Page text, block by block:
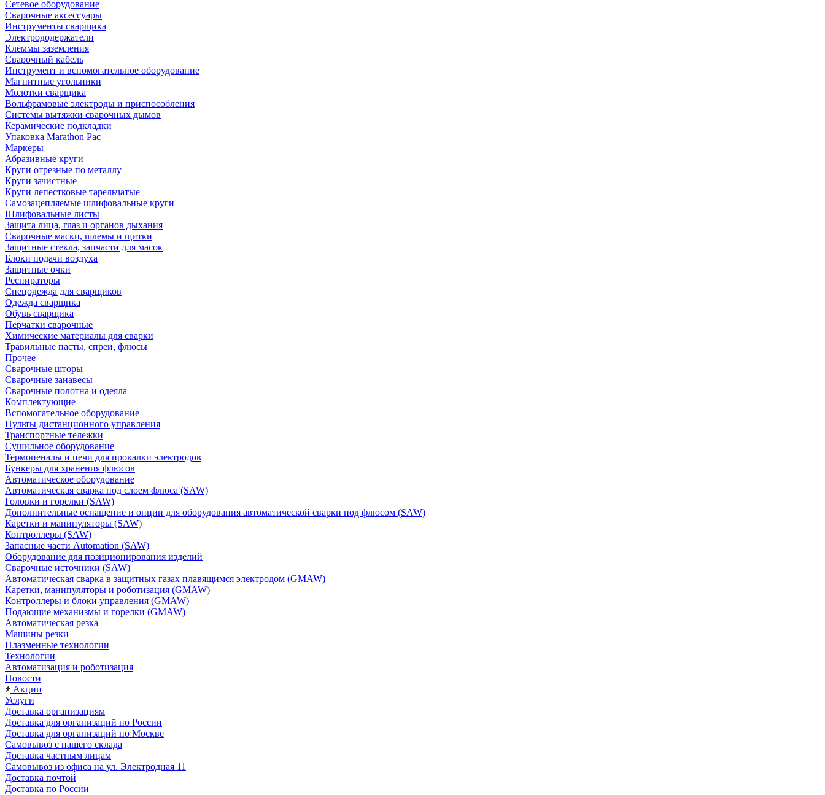
Сетевое оборудование
Сварочные аксессуары
Инструменты сварщика
Электрододержатели
Клеммы заземления
Сварочный кабель
Инструмент и вспомогательное оборудование
Магнитные угольники
Молотки сварщика
Вольфрамовые электроды и приспособления
Системы вытяжки сварочных дымов
Керамические подкладки
Упаковка Marathon Pac
Маркеры
Абразивные круги
Круги отрезные по металлу
Круги зачистные
Круги лепестковые тарельчатые
Самозацепляемые шлифовальные круги
Шлифовальные листы
Защита лица, глаз и органов дыхания
Сварочные маски, шлемы и щитки
Защитные стекла, запчасти для масок
Блоки подачи воздуха
Защитные очки
Респираторы
Спецодежда для сварщиков
Одежда сварщика
Обувь сварщика
Перчатки сварочные
Химические материалы для сварки
Травильные пасты, спреи, флюсы
Прочее
Сварочные шторы
Сварочные занавесы
Сварочные полотна и одеяла
Комплектующие
Вспомогательное оборудование
Пульты дистанционного управления
Транспортные тележки
Сушильное оборудование
Термопеналы и печи для прокалки электродов
Бункеры для хранения флюсов
Автоматическое оборудование
Автоматическая сварка под слоем флюса (SAW)
Головки и горелки (SAW)
Дополнительные оснащение и опции для оборудования автоматической сварки под флюсом (SAW)
Каретки и манипуляторы (SAW)
Контроллеры (SAW)
Запасные части Automation (SAW)
Оборудование для позиционирования изделий
Сварочные источники (SAW)
Автоматическая сварка в защитных газах плавящимся электродом (GMAW)
Каретки, манипуляторы и роботизация (GMAW)
Контроллеры и блоки управления (GMAW)
Подающие механизмы и горелки (GMAW)
Автоматическая резка
Машины резки
Плазменные технологии
Технологии
Автоматизация и роботизация
Новости
Акции
Услуги
Доставка организациям
Доставка для организаций по России
Доставка для организаций по Москве
Самовывоз с нашего склада
Доставка частным лицам
Самовывоз из офиса на ул. Электродная 11
Доставка почтой
Доставка по России